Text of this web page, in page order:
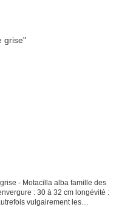
- Motacilla alba famille des
: 30 à 32 cm longévité :
vulgairement les